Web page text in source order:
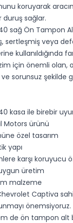
koruyarak
duruş sağlar.
sağ Ön Tampon
sertleşmiş veya
kullanıldığında
için önemli olan,
sorunsuz şekilde
kasa ile birebir
Motors ürünü
özel tasarım
yapı
karşı koruyucu
üretim
malzeme
Captiva
önemsiyoruz.
de ön tampon alt